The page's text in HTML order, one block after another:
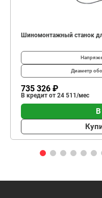
Шиномонтажный станок
Диаметр
735 326 ₽
В кредит от 24 511/мес